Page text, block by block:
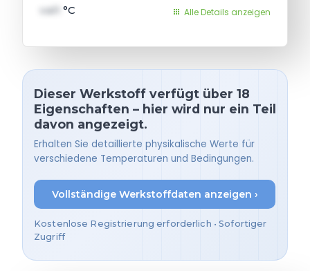
val1 °C Alle Details anzeigen
Dieser Werkstoff verfügt über 18
Eigenschaften – hier wird nur ein Teil
davon angezeigt.
Erhalten Sie detaillierte physikalische Werte für
verschiedene Temperaturen und Bedingungen.
Vollständige Werkstoffdaten anzeigen ›
Kostenlose Registrierung erforderlich • Sofortiger
Zugriff